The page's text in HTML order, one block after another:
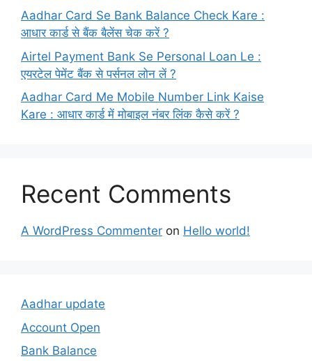
Aadhar Card Se Bank Balance Check Kare :
आधार कार्ड से बैंक बैलेंस चेक करें ?
Airtel Payment Bank Se Personal Loan Le :
एयरटेल पेमेंट बैंक से पर्सनल लोन लें ?
Aadhar Card Me Mobile Number Link Kaise
Kare : आधार कार्ड में मोबाइल नंबर लिंक कैसे करें ?
Recent Comments
A WordPress Commenter on Hello world!
Aadhar update
Account Open
Bank Balance